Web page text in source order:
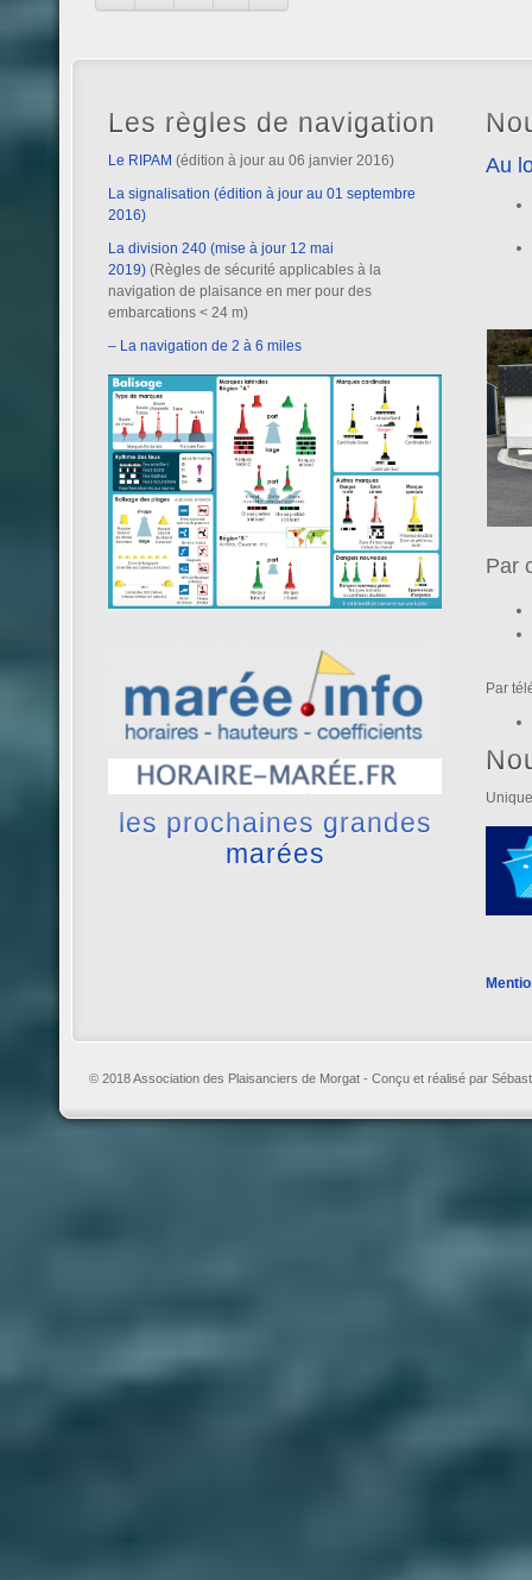
Les règles de navigation
Le RIPAM (édition à jour au 06 janvier 2016)
La signalisation (édition à jour au 01 septembre
2016)
La division 240 (mise à jour 12 mai
2019) (Règles de sécurité applicables à la
navigation de plaisance en mer pour des
embarcations < 24 m)
– La navigation de 2 à 6 miles
les prochaines grandes
marées
Au
Par
Par
© 2018 Association des Plaisanciers de Morgat - Conçu et réalisé par